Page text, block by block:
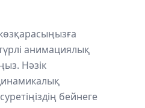
анимациялық
Нәзік
бейнеге